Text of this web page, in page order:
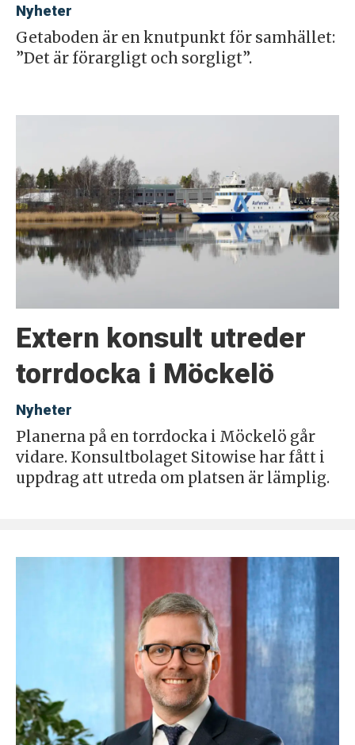
Nyheter
Getaboden är en knutpunkt för samhället:
”Det är förargligt och sorgligt”.
Extern konsult utreder
torrdocka i Möckelö
Nyheter
Planerna på en torrdocka i Möckelö går
vidare. Konsultbolaget Sitowise har fått i
uppdrag att utreda om platsen är lämplig.